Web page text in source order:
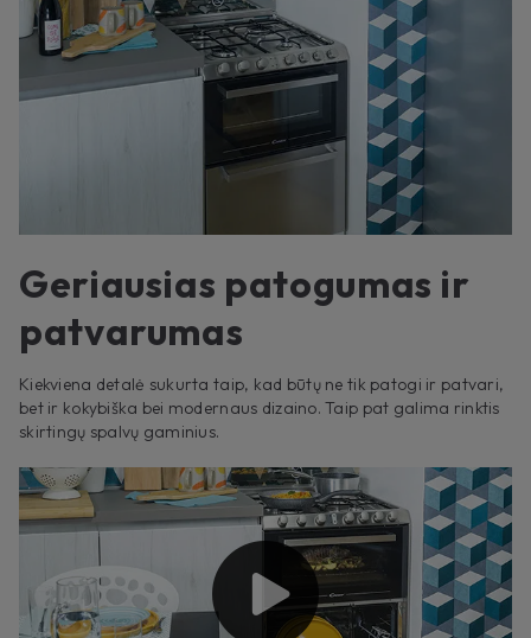
Geriausias patogumas ir
patvarumas
Kiekviena detalė sukurta taip, kad būtų ne tik patogi ir patvari,
bet ir kokybiška bei modernaus dizaino. Taip pat galima rinktis
skirtingų spalvų gaminius.